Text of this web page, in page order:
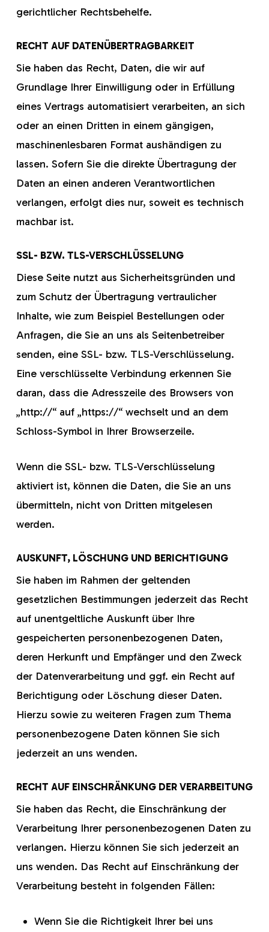
gerichtlicher Rechtsbehelfe.
RECHT AUF DATEN­ÜBERTRAG­BARKEIT
Sie haben das Recht, Daten, die wir auf
Grundlage Ihrer Einwilligung oder in Erfüllung
eines Vertrags automatisiert verarbeiten, an sich
oder an einen Dritten in einem gängigen,
maschinenlesbaren Format aushändigen zu
lassen. Sofern Sie die direkte Übertragung der
Daten an einen anderen Verantwortlichen
verlangen, erfolgt dies nur, soweit es technisch
machbar ist.
SSL- BZW. TLS-VERSCHLÜSSELUNG
Diese Seite nutzt aus Sicherheitsgründen und
zum Schutz der Übertragung vertraulicher
Inhalte, wie zum Beispiel Bestellungen oder
Anfragen, die Sie an uns als Seitenbetreiber
senden, eine SSL- bzw. TLS-Verschlüsselung.
Eine verschlüsselte Verbindung erkennen Sie
daran, dass die Adresszeile des Browsers von
„http://“ auf „https://“ wechselt und an dem
Schloss-Symbol in Ihrer Browserzeile.
Wenn die SSL- bzw. TLS-Verschlüsselung
aktiviert ist, können die Daten, die Sie an uns
übermitteln, nicht von Dritten mitgelesen
werden.
AUSKUNFT, LÖSCHUNG UND BERICHTIGUNG
Sie haben im Rahmen der geltenden
gesetzlichen Bestimmungen jederzeit das Recht
auf unentgeltliche Auskunft über Ihre
gespeicherten personenbezogenen Daten,
deren Herkunft und Empfänger und den Zweck
der Datenverarbeitung und ggf. ein Recht auf
Berichtigung oder Löschung dieser Daten.
Hierzu sowie zu weiteren Fragen zum Thema
personenbezogene Daten können Sie sich
jederzeit an uns wenden.
RECHT AUF EINSCHRÄNKUNG DER VERARBEITUNG
Sie haben das Recht, die Einschränkung der
Verarbeitung Ihrer personenbezogenen Daten zu
verlangen. Hierzu können Sie sich jederzeit an
uns wenden. Das Recht auf Einschränkung der
Verarbeitung besteht in folgenden Fällen:
Wenn Sie die Richtigkeit Ihrer bei uns